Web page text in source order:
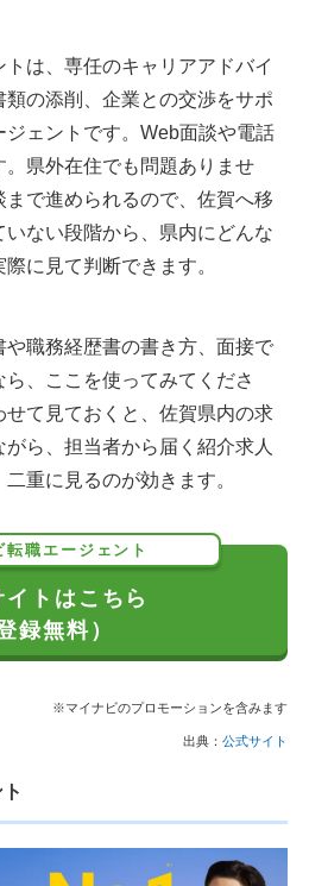
は、専任のキャリアアドバイ
の添削、企業との交渉をサポ
ェントです。Web面談や電話
県外在住でも問題ありませ
で進められるので、佐賀へ移
ない段階から、県内にどんな
に見て判断できます。
職務経歴書の書き方、面接で
、ここを使ってみてくださ
て見ておくと、佐賀県内の求
ら、担当者から届く紹介求人
重に見るのが効きます。
転職エージェント
イトはこちら
録無料）
※マイナビのプロモーションを含みます
出典： 公式サイト